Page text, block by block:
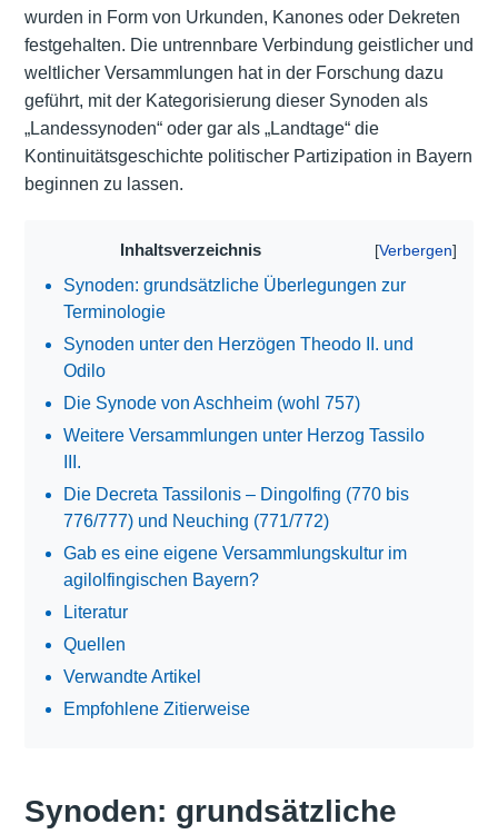
wurden in Form von Urkunden, Kanones oder Dekreten
festgehalten. Die untrennbare Verbindung geistlicher und
weltlicher Versammlungen hat in der Forschung dazu
geführt, mit der Kategorisierung dieser Synoden als
„Landessynoden“ oder gar als „Landtage“ die
Kontinuitätsgeschichte politischer Partizipation in Bayern
beginnen zu lassen.
Inhaltsverzeichnis
Synoden: grundsätzliche Überlegungen zur
Terminologie
Synoden unter den Herzögen Theodo II. und
Odilo
Die Synode von Aschheim (wohl 757)
Weitere Versammlungen unter Herzog Tassilo
III.
Die Decreta Tassilonis – Dingolfing (770 bis
776/777) und Neuching (771/772)
Gab es eine eigene Versammlungskultur im
agilolfingischen Bayern?
Literatur
Quellen
Verwandte Artikel
Empfohlene Zitierweise
Synoden: grundsätzliche